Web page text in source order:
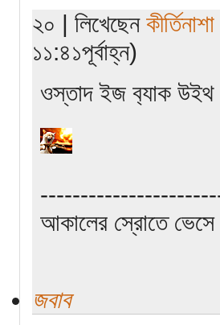
২০ | লিখেছেন কীর্তিনাশা
১১:৪১পূর্বাহ্ন)
ওস্তাদ ইজ ব‌্যাক
আকালের স্রোতে ভেসে
জবাব